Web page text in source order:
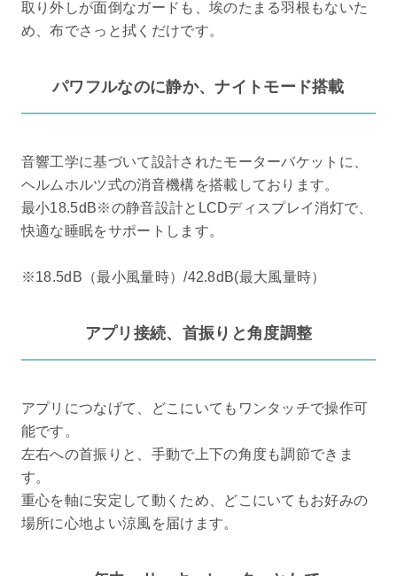
取り外しが面倒なガードも、埃のたまる羽根もないた
め、布でさっと拭くだけです。
パワフルなのに静か、ナイトモード搭載
音響工学に基づいて設計されたモーターバケットに、
ヘルムホルツ式の消音機構を搭載しております。
最小18.5dB※の静音設計とLCDディスプレイ消灯で、
快適な睡眠をサポートします。
※18.5dB（最小風量時）/42.8dB(最大風量時）
アプリ接続、首振りと角度調整
アプリにつなげて、どこにいてもワンタッチで操作可
能です。
左右への首振りと、手動で上下の角度も調節できま
す。
重心を軸に安定して動くため、どこにいてもお好みの
場所に心地よい涼風を届けます。